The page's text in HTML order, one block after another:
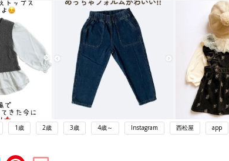
1歳 2歳 3歳 4歳～ Instagram 西松屋 app